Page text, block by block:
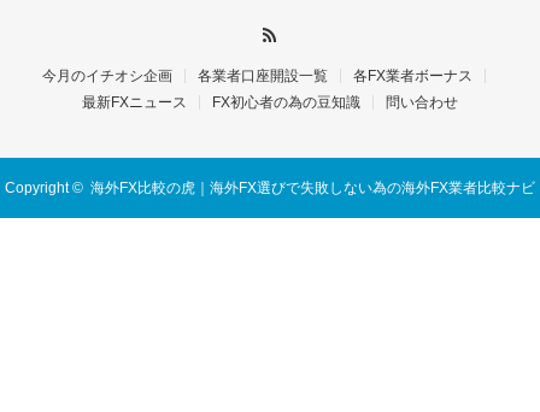
今月のイチオシ企画 各業者口座開設一覧
各FX業者ボーナス
最新FXニュース
FX初心者の為の豆知識 問い合わせ
Copyright © 海外FX比較の虎｜海外FX選びで失敗しない為の海外FX業者比較ナビ